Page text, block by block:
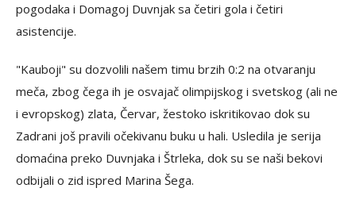
pogodaka i Domagoj Duvnjak sa četiri gola i četiri
asistencije.
"Kauboji" su dozvolili našem timu brzih 0:2 na otvaranju
meča, zbog čega ih je osvajač olimpijskog i svetskog (ali ne
i evropskog) zlata, Červar, žestoko iskritikovao dok su
Zadrani još pravili očekivanu buku u hali. Usledila je serija
domaćina preko Duvnjaka i Štrleka, dok su se naši bekovi
odbijali o zid ispred Marina Šega.